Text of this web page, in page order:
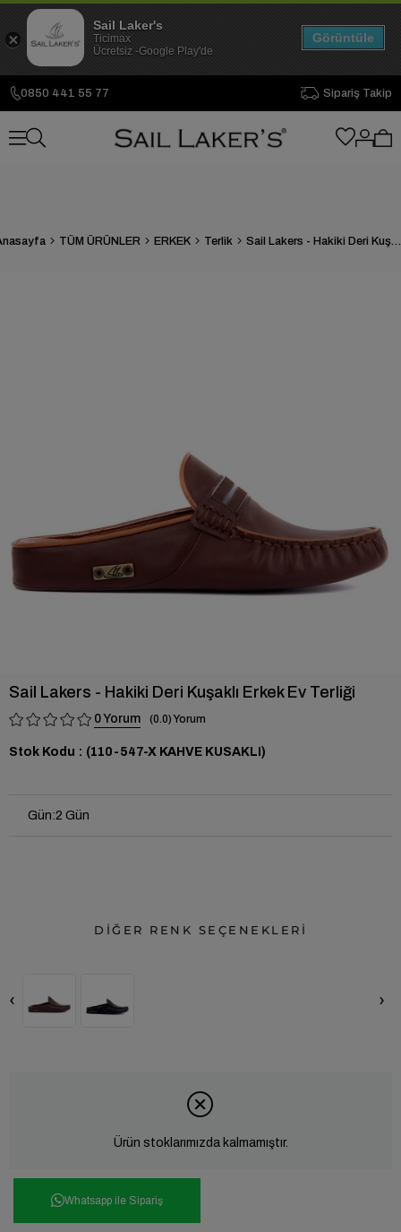
0850 441 55 77 Sipariş Takip
TÜM ÜRÜNLER ERKEK Terlik Sail Lakers - Hakiki Deri Kuşaklı Erkek Ev Terliği
Sail Lakers - Hakiki Deri Kuşaklı Erkek Ev Terliği
0 0.0
Stok Kodu (110-547-X KAHVE KUSAKLI)
Gün:2 Gün
DİĞER RENK SEÇENEKLERİ
‹ ›
Ürün stoklarımızda kalmamıştır.
Whatsapp ile Sipariş
Sail Laker's
Ticimax
Ücretsiz -Google Play'de
Görüntüle